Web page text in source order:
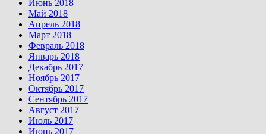
Июнь 2018
Май 2018
Апрель 2018
Март 2018
Февраль 2018
Январь 2018
Декабрь 2017
Ноябрь 2017
Октябрь 2017
Сентябрь 2017
Август 2017
Июль 2017
Июнь 2017